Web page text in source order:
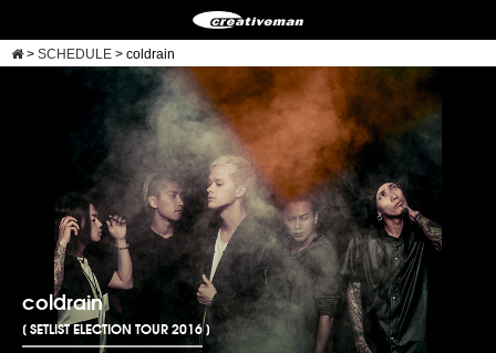
> SCHEDULE > coldrain
coldrain
[ SETLIST ELECTION TOUR 2016 ]